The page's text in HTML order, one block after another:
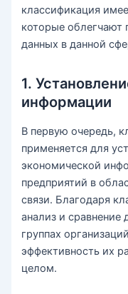
классификация
которые облегчают
данных в данной
1.
информации
В первую очередь,
применяется для
экономической
предприятий в
связи. Благодаря
анализ и
группах
эффективность их
целом.